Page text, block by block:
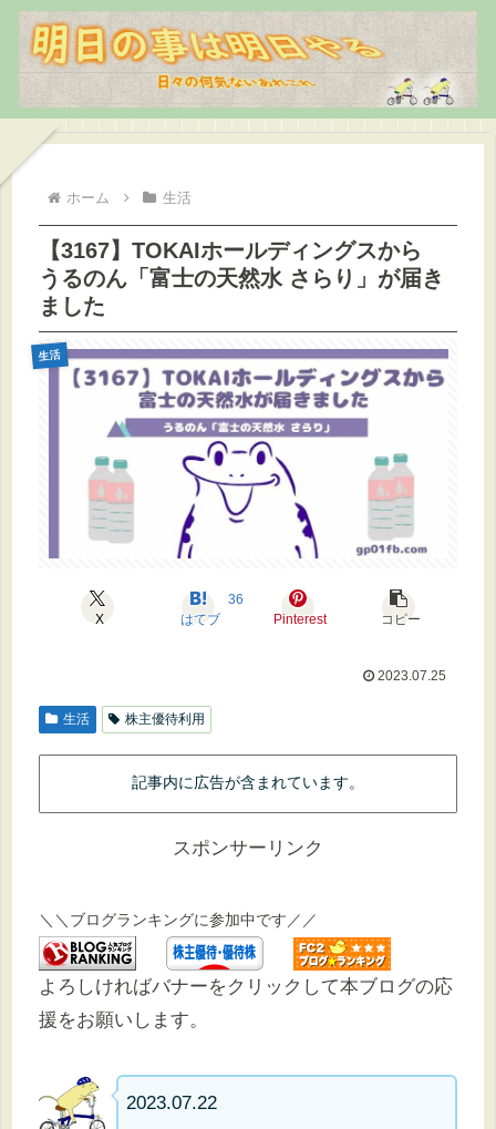
ホーム 生活
【3167】TOKAIホールディングスから
うるのん「富士の天然水 さらり」が届き
ました
生活
X はてブ
36
Pinterest
コピー
2023.07.25
生活 株主優待利用
記事内に広告が含まれています。
スポンサーリンク
＼＼ブログランキングに参加中です／／
よろしければバナーをクリックして本ブログの応
援をお願いします。
2023.07.22